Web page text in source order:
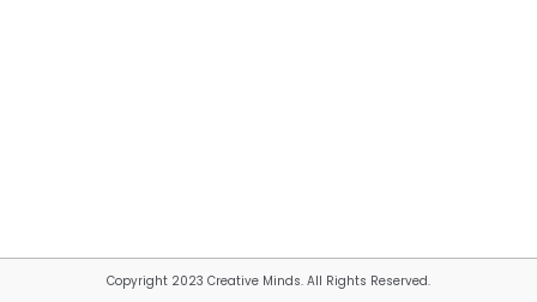
Copyright 2023 Creative Minds. All Rights Reserved.